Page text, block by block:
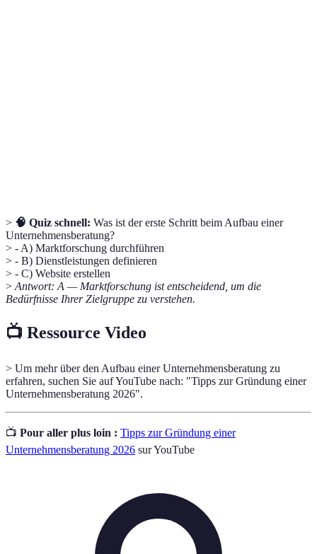
> 🧠 Quiz schnell: Was ist der erste Schritt beim Aufbau einer
Unternehmensberatung?
> - A) Marktforschung durchführen
> - B) Dienstleistungen definieren
> - C) Website erstellen
> Antwort: A — Marktforschung ist entscheidend, um die
Bedürfnisse Ihrer Zielgruppe zu verstehen.
📺 Ressource Video
> Um mehr über den Aufbau einer Unternehmensberatung zu
erfahren, suchen Sie auf YouTube nach: "Tipps zur Gründung einer
Unternehmensberatung 2026".
📺 Pour aller plus loin : Tipps zur Gründung einer
Unternehmensberatung 2026 sur YouTube